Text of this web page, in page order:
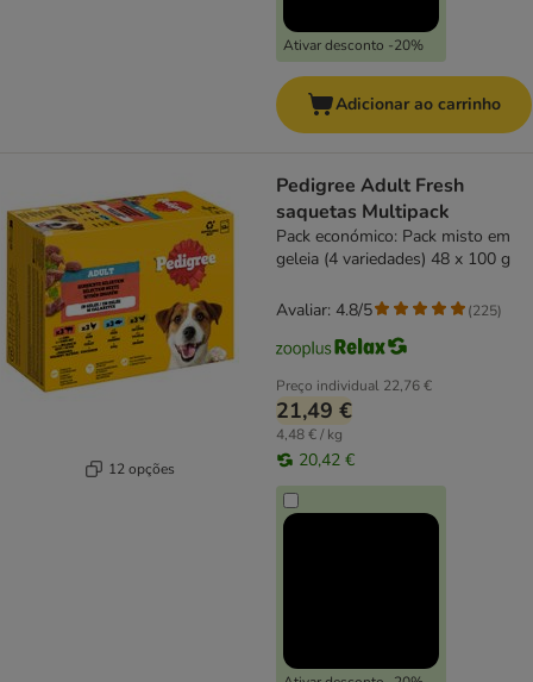
Ativar desconto -20%
Adicionar ao carrinho
12 opções
Pedigree Adult Fresh
saquetas Multipack
Pack económico: Pack misto em
geleia (4 variedades) 48 x 100 g
Preço individual 22,76 €
21,49 €
4,48 € / kg
20,42 €
Avaliar: 4.8/5 (225)